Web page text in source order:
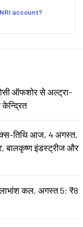
account?
ऑफशोर से अल्ट्रा-
केन्द्रित
तिथि आज, 4 अगस्त,
बालकृष्ण इंडस्ट्रीज और
लाभांश कल, अगस्त 5: ₹8